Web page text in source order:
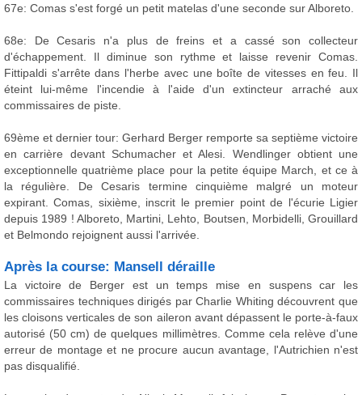
67e: Comas s'est forgé un petit matelas d'une seconde sur Alboreto.
68e: De Cesaris n'a plus de freins et a cassé son collecteur
d'échappement. Il diminue son rythme et laisse revenir Comas.
Fittipaldi s'arrête dans l'herbe avec une boîte de vitesses en feu. Il
éteint lui-même l'incendie à l'aide d'un extincteur arraché aux
commissaires de piste.
69ème et dernier tour: Gerhard Berger remporte sa septième victoire
en carrière devant Schumacher et Alesi. Wendlinger obtient une
exceptionnelle quatrième place pour la petite équipe March, et ce à
la régulière. De Cesaris termine cinquième malgré un moteur
expirant. Comas, sixième, inscrit le premier point de l'écurie Ligier
depuis 1989 ! Alboreto, Martini, Lehto, Boutsen, Morbidelli, Grouillard
et Belmondo rejoignent aussi l'arrivée.
Après la course: Mansell déraille
La victoire de Berger est un temps mise en suspens car les
commissaires techniques dirigés par Charlie Whiting découvrent que
les cloisons verticales de son aileron avant dépassent le porte-à-faux
autorisé (50 cm) de quelques millimètres. Comme cela relève d'une
erreur de montage et ne procure aucun avantage, l'Autrichien n'est
pas disqualifié.